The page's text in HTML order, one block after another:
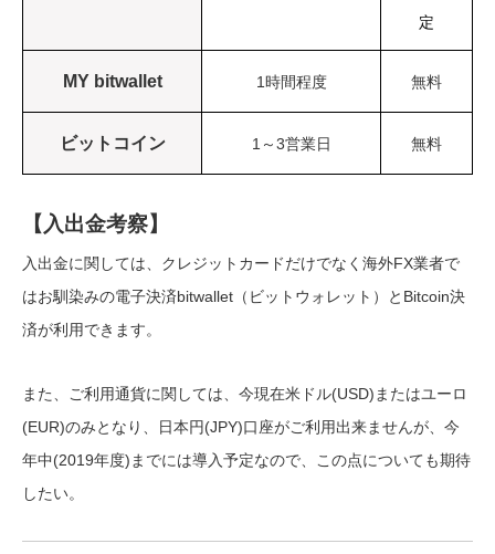
定
MY bitwallet 1時間程度 無料
ビットコイン 1～3営業日 無料
【入出金考察】
入出金に関しては、クレジットカードだけでなく海外FX業者で
はお馴染みの電子決済bitwallet（ビットウォレット）とBitcoin決
済が利用できます。
また、ご利用通貨に関しては、今現在米ドル(USD)またはユーロ
(EUR)のみとなり、日本円(JPY)口座がご利用出来ませんが、今
年中(2019年度)までには導入予定なので、この点についても期待
したい。